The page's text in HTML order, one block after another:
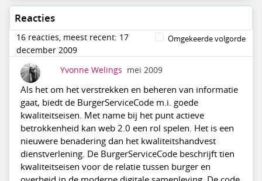
Reacties
16 reacties, meest recent: 17
december 2009
Omgekeerde volgorde
Yvonne Welings mei 2009
Als het om het verstrekken en beheren van informatie
gaat, biedt de BurgerServiceCode m.i. goede
kwaliteitseisen. Met name bij het punt actieve
betrokkenheid kan web 2.0 een rol spelen. Het is een
nieuwere benadering dan het kwaliteitshandvest
dienstverlening. De BurgerServiceCode beschrijft tien
kwaliteitseisen voor de relatie tussen burger en